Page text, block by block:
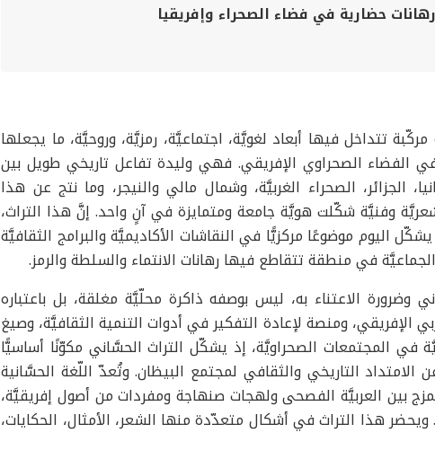
ﺣﻀﺎرﻳﺔ ﻓﻲ ﻓﻀﺎء اﻟﺼﺤﺮاء وإﻓﺮﻳﻘﻴﺎ
تتداخل فيها أبعاد لغويَّة، اجتماعيَّة، رمزيَّة، وروحيَّة، ما يجعلها
في الفضاء الصحراوي الإفريقي. فهي وليدة تفاعل تاريخي طويل بين
الجزائر، الصحراء الغربيَّة، وشمال مالي والنيجر، وما نتج عن هذا
وفنيَّة شكّلت هويَّة جامعة ومتمايزة في آنٍ واحد. إنَّ هذا التراث،
اليوم موضوعًا مركزيًّا في النقاشات الأكاديميَّة والبرامج الثقافيَّة
في منطقة تتقاطع فيها رهانات الانتماء والسلطة والرمز.
وضرورة الاعتناء به، ليس بوصفه ذاكرة محلّيَّة مغلقة، بل باعتباره
الإفريقي، ومنصة لإعادة التفكير في أدوات التنمية الثقافيَّة، وصيغ
في المجتمعات الصحراويَّة، إذ يشكّل التراث الحسَّاني مكوّنًا أساسيًّا
الامتداد التاريخي والثقافي لمجتمع البيظان. وتُعدّ اللّغة الحسَّانية
بين العربيَّة الفصحى ولهجات صنهاجة ومفردات من أصول إفريقيَّة،
هذا التراث في أشكال متعدّدة منها الشعر، الأمثال، الحكايات،